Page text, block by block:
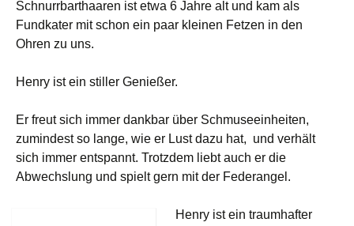
Schnurrbarthaaren ist etwa 6 Jahre alt und kam als
Fundkater mit schon ein paar kleinen Fetzen in den
Ohren zu uns.
Henry ist ein stiller Genießer.
Er freut sich immer dankbar über Schmuseeinheiten,
zumindest so lange, wie er Lust dazu hat, und verhält
sich immer entspannt. Trotzdem liebt auch er die
Abwechslung und spielt gern mit der Federangel.
Henry ist ein traumhafter